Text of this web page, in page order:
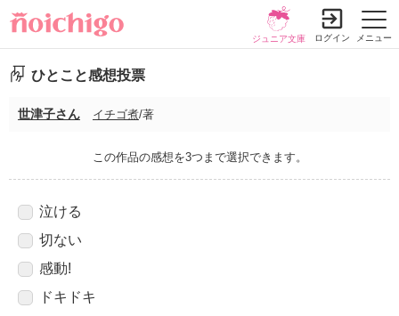
メニュー
ジュニア文庫 ログイン
ひとこと感想投票
世津子さん イチゴ煮/著
この作品の感想を3つまで選択できます。
泣ける
切ない
感動!
ドキドキ